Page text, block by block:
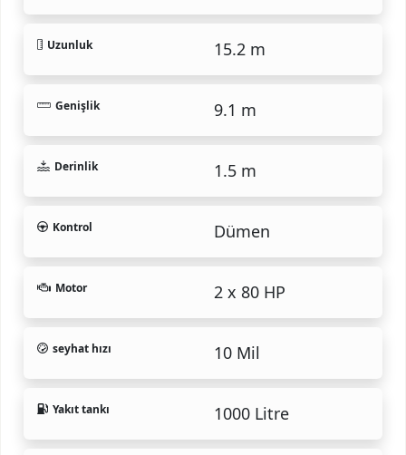
Uzunluk 15.2 m
Genişlik 9.1 m
Derinlik 1.5 m
Kontrol Dümen
Motor 2 x 80 HP
seyhat hızı 10 Mil
Yakıt tankı 1000 Litre